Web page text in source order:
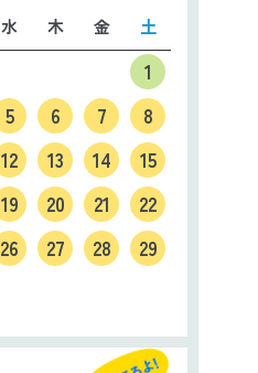
水 木 金 土
1
5 6 7
8
12 13 14
15
19 20 21
22
26 27 28
29